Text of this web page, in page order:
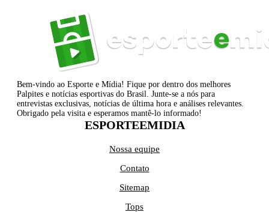
Bem-vindo ao Esporte e Mídia! Fique por dentro dos melhores
Palpites e notícias esportivas do Brasil. Junte-se a nós para
entrevistas exclusivas, notícias de última hora e análises relevantes.
Obrigado pela visita e esperamos mantê-lo informado!
ESPORTEEMIDIA
Nossa equipe
Contato
Sitemap
Tops